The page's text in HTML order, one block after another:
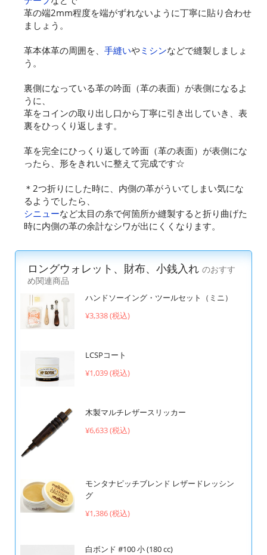
革の端2mm程度を端がずれないように丁寧に貼り合わせ
ましょう。
革本体革の周囲を、 手縫いやミシンなどで縫製しましょ
う。
裏側になっている革の吟面（革の表面）が表側になるよ
うに、
革をコインの取り出し口から丁寧に引き出していき、表
裏をひっくり返します。
革を完全にひっくり返して吟面（革の表面）が表側にな
ったら、形をきれいに整えて完成です☆
＊2つ折りにした時に、内側の革がういてしまい気にな
るようでしたら、
シニューなど太目の糸で何箇所か縫製すると折り曲げた
時に内側の革の余計なシワが出にくくなります。
ロングウォレット、財布、小銭入れ のおすす
め関連商品
ハンドソーイング・ツールセット（ミニ）
¥3,338 (税込)
LCSPコート
¥1,039 (税込)
木製マルチレザースリッカー
¥6,633 (税込)
モンタナピッチブレンド レザードレッシン
グ
¥1,386 (税込)
白ボンド #100 小 (180 cc)